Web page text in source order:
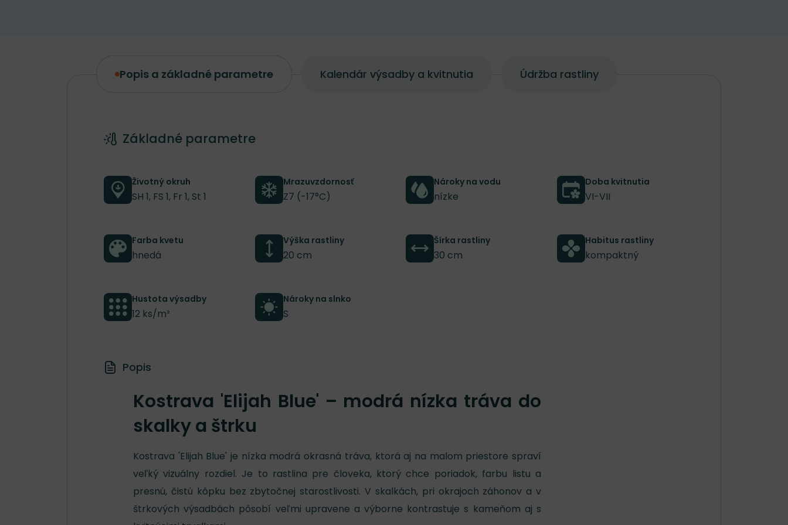
Popis a základné parametre Kalendár výsadby a kvitnutia Údržba rastliny
Popis a základné parametre
Základné parametre
Životný okruh
SH 1, FS 1, Fr 1, St 1
Mrazuvzdornosť
Z7 (-17°C)
Nároky na vodu
nízke
Doba kvitnutia
VI-VII
Farba kvetu
hnedá
Výška rastliny
20 cm
Šírka rastliny
30 cm
Habitus rastliny
kompaktný
Hustota výsadby
12 ks/m²
Nároky na slnko
S
Popis
Kostrava 'Elijah Blue' – modrá nízka tráva do
skalky a štrku
Kostrava 'Elijah Blue' je nízka modrá okrasná tráva, ktorá aj na malom priestore spraví
veľký vizuálny rozdiel. Je to rastlina pre človeka, ktorý chce poriadok, farbu listu a
presnú, čistú kôpku bez zbytočnej starostlivosti. V skalkách, pri okrajoch záhonov a v
štrkových výsadbách pôsobí veľmi upravene a výborne kontrastuje s kameňom aj s